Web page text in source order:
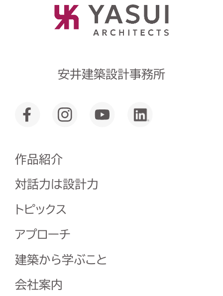
安井建築設計事務所
作品紹介
対話力は設計力
トピックス
アプローチ
建築から学ぶこと
会社案内